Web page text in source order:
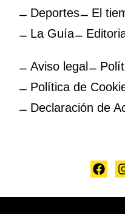
Deportes
El
La Guía
Aviso legal
Política de
Declaración de